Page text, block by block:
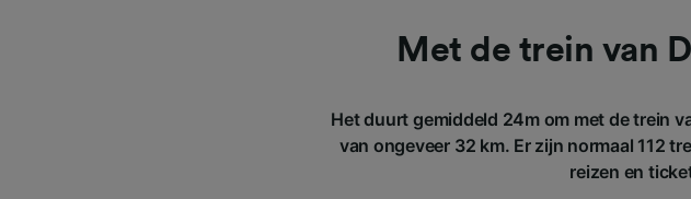
Met de trein van
Het duurt gemiddeld 24m om met de trein
van ongeveer 32 km. Er zijn normaal 112
reizen en